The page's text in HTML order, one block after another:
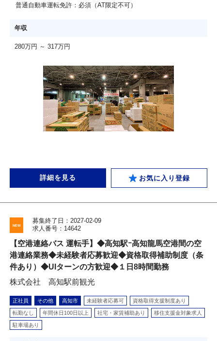
普通自動車運転免許：必須（AT限定不可）
年収
280万円 ～ 317万円
詳細を見る お気に入り登録
募集終了日：2027-02-09
求人番号：14642
【空港連絡バス 運転手】◆高知駅ｰ高知龍馬空港間の空
港連絡業務◆未経験者応募歓迎◆資格取得補助制度（条
件あり）◆UIターンの方歓迎◆１日8時間勤務
株式会社 高知駅前観光
正社員 その他 高知市 未経験者応募可 資格取得支援制度あり
転勤なし 年間休日100日以上 社宅・家賃補助あり 移住支援金対象求人
駐車場あり